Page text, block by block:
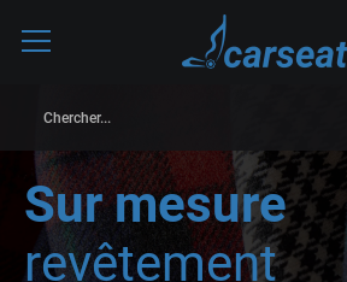
Chercher...
Sur mesure
revêtement